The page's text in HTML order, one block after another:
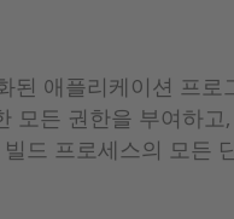
애플리케이션 프
모든 권한을 부여하
드 프로세스의 모든